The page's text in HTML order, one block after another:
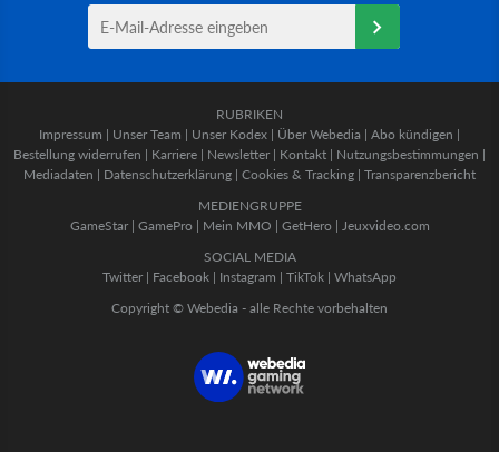
RUBRIKEN
Impressum | Unser Team | Unser Kodex | Über Webedia | Abo kündigen |
Bestellung widerrufen | Karriere | Newsletter | Kontakt | Nutzungsbestimmungen |
Mediadaten | Datenschutzerklärung | Cookies & Tracking | Transparenzbericht
MEDIENGRUPPE
GameStar| GamePro | Mein MMO | GetHero | Jeuxvideo.com
SOCIAL MEDIA
Twitter | Facebook | Instagram | TikTok | WhatsApp
Copyright © Webedia - alle Rechte vorbehalten